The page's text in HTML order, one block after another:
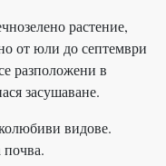
растение,
от юли до септември
разположени в
засушаване.
видове.
почва.